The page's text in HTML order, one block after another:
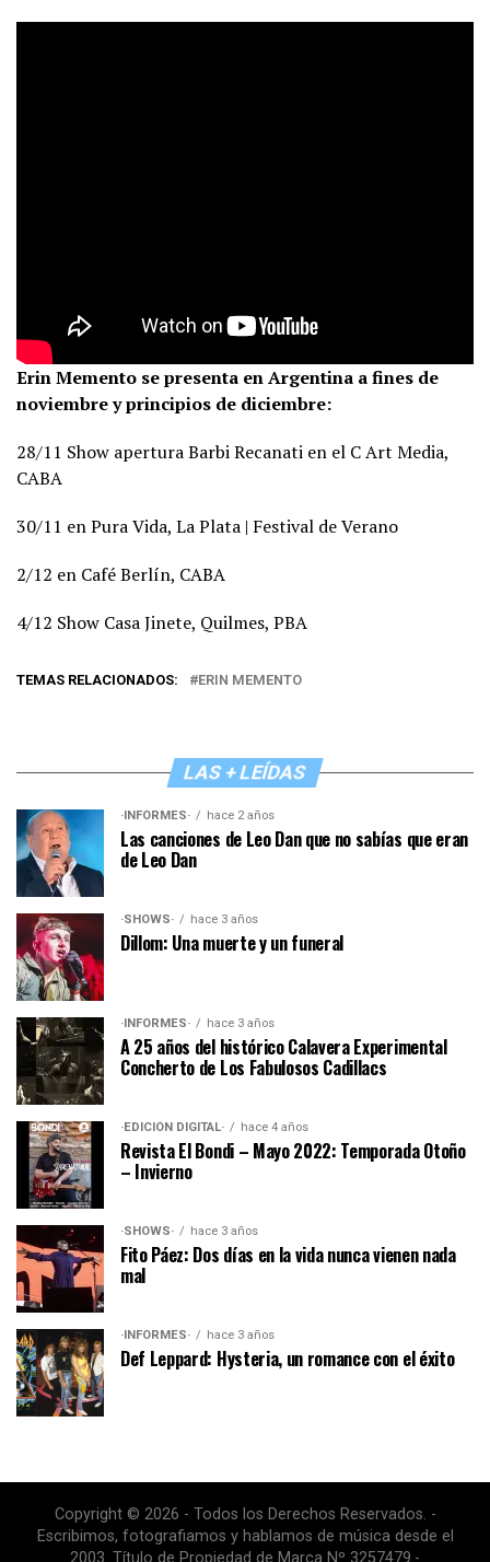
Erin Memento se presenta en Argentina a fines de
noviembre y principios de diciembre:
28/11 Show apertura Barbi Recanati en el C Art Media,
CABA
30/11 en Pura Vida, La Plata | Festival de Verano
2/12 en Café Berlín, CABA
4/12 Show Casa Jinete, Quilmes, PBA
TEMAS RELACIONADOS: ERIN MEMENTO
LAS + LEÍDAS
·INFORMES· hace 2 años
Las canciones de Leo Dan que no sabías que eran
de Leo Dan
·SHOWS· hace 3 años
Dillom: Una muerte y un funeral
·INFORMES· hace 3 años
A 25 años del histórico Calavera Experimental
Concherto de Los Fabulosos Cadillacs
·EDICIÓN DIGITAL· hace 4 años
Revista El Bondi – Mayo 2022: Temporada Otoño
– Invierno
·SHOWS· hace 3 años
Fito Páez: Dos días en la vida nunca vienen nada
mal
·INFORMES· hace 3 años
Def Leppard: Hysteria, un romance con el éxito
Copyright © 2026 - Todos los Derechos Reservados. -
Escribimos, fotografiamos y hablamos de música desde el